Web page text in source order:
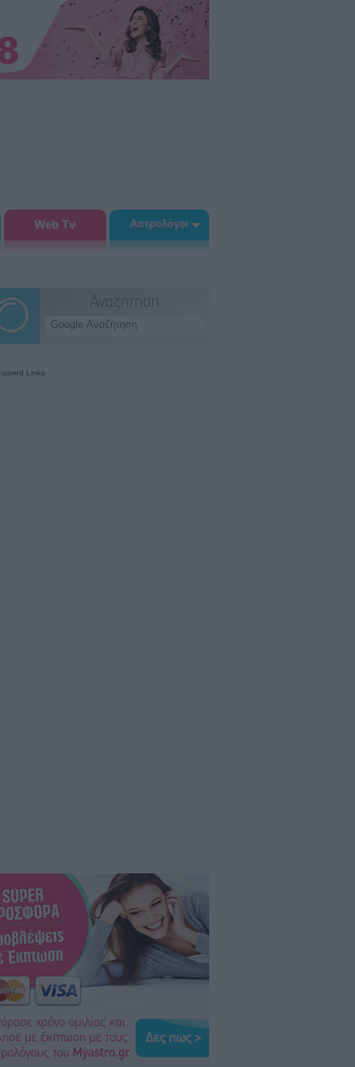
Web Tv Αστρολόγοι
Links